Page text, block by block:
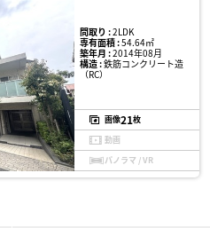
間取り :2LDK
専有面積 :54.64㎡
築年月 :2014年08月
構造 :鉄筋コンクリート造
（RC）
画像21枚
動画
パノラマ / VR